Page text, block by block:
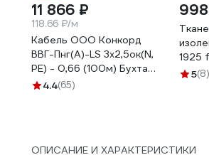
11 866 ₽
118.66 ₽/м
Кабель ООО Конкорд
ВВГ-Пнг(А)-LS 3x2,5ок(N,
PE) - 0,66 (100м) Бухта
100м 4663
4.4(65)
1925
5(8)
ОПИСАНИЕ И ХАРАКТЕРИСТИКИ